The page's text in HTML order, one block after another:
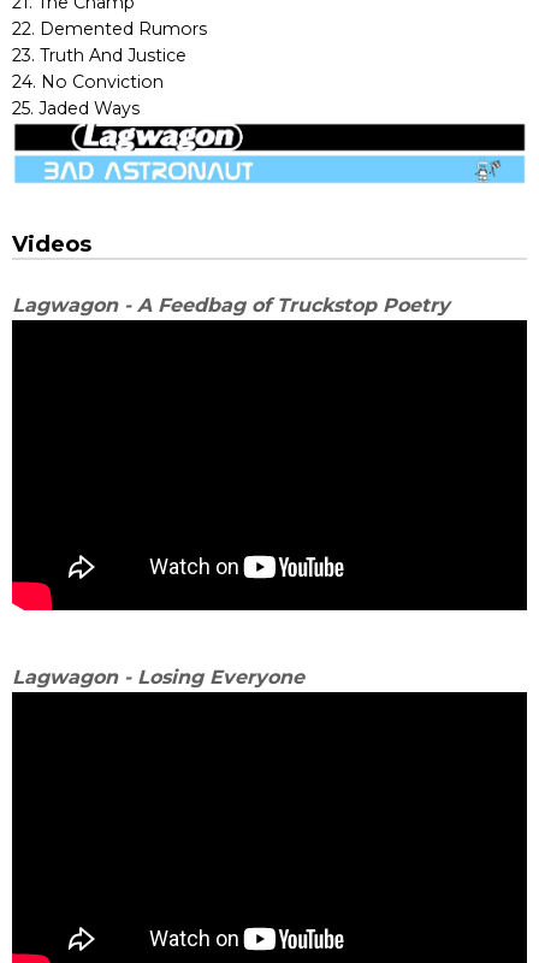
22. Demented Rumors
23. Truth And Justice
24. No Conviction
25. Jaded Ways
Videos
Lagwagon - A Feedbag of Truckstop Poetry
Lagwagon - Losing Everyone